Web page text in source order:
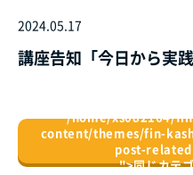
2024.05.17
講座告知「今日から実
/home/xs082164/
content/themes/fin-
post-
">同じカテ